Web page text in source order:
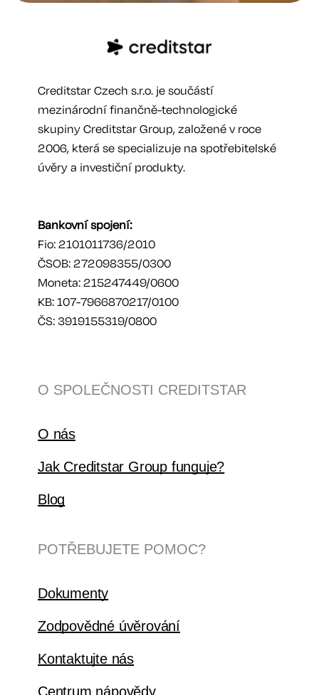
Creditstar Czech s.r.o. je součástí
mezinárodní finančně-technologické
skupiny Creditstar Group, založené v roce
2006, která se specializuje na spotřebitelské
úvěry a investiční produkty.
Bankovní spojení:
Fio: 2101011736/2010
ČSOB: 272098355/0300
Moneta: 215247449/0600
KB: 107-7966870217/0100
ČS: 3919155319/0800
O SPOLEČNOSTI CREDITSTAR
O nás
Jak Creditstar Group funguje?
Blog
POTŘEBUJETE POMOC?
Dokumenty
Zodpovědné úvěrování
Kontaktujte nás
Centrum nápovědy